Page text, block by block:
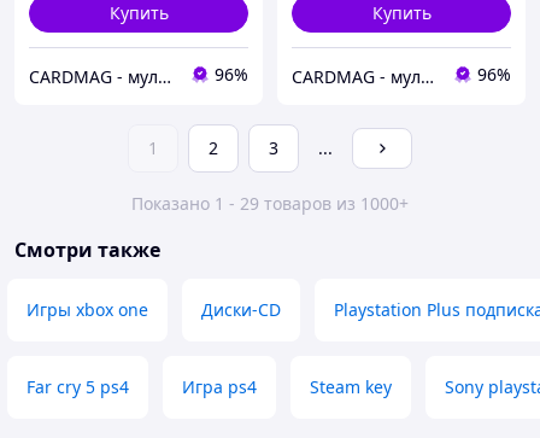
Купить
CARDMAG - мультивалютный платежный сервис 96%
Купить
CARDMAG - мультивалютный платежный сервис 96%
1 2 3 ...
Показано 1 - 29 товаров из 1000+
Смотри также
Игры xbox one Диски-CD Playstation Plus
Far cry 5 ps4 Игра ps4 Steam key Sony